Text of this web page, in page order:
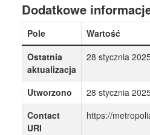
Dodatkowe
Pole
Wartość
Ostatnia
aktualizacja
28 stycznia
Utworzono
28 stycznia
Contact
URI
https://